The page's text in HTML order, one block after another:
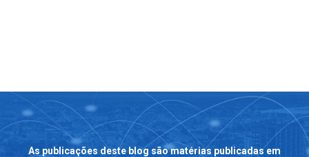
As publicações deste blog são matérias publicadas em